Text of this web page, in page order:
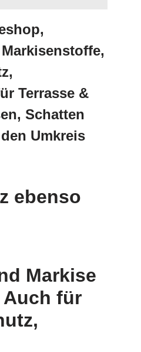
Terrasse &
Schatten
Umkreis
ebenso
Markise
für